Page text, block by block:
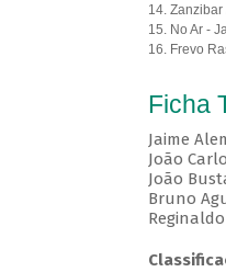
14.
15. No Ar -
16. Frevo
Ficha
Jaime
João
João
Bruno